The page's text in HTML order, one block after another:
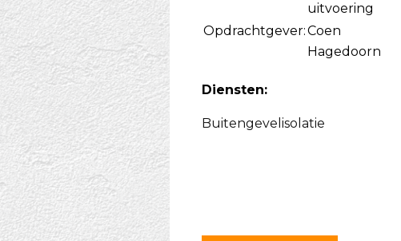
uitvoering
Opdrachtgever:Coen
Hagedoorn
Diensten:
Buitengevelisolatie